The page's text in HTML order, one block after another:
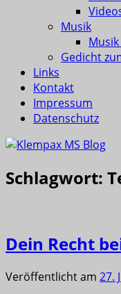
Musik
Gedicht
Links
Kontakt
Impressum
Datenschutz
Schlagwort:
Dein Recht
Veröffentlicht am 27.